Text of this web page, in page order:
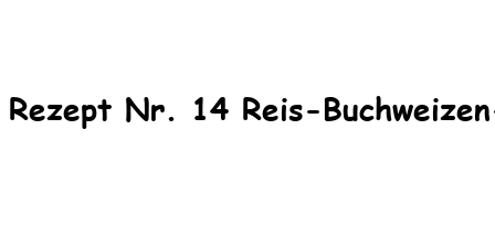
Rezept Nr. 14 Reis-